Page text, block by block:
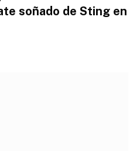
soñado de Sting en